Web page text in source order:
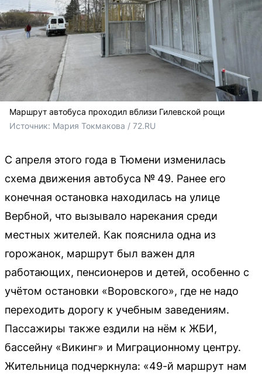
Маршрут автобуса проходил вблизи Гилевской рощи
Источник: Мария Токмакова / 72.RU
С апреля этого года в Тюмени изменилась
схема движения автобуса № 49. Ранее его
конечная остановка находилась на улице
Вербной, что вызывало нарекания среди
местных жителей. Как пояснила одна из
горожанок, маршрут был важен для
работающих, пенсионеров и детей, особенно с
учётом остановки «Воровского», где не надо
переходить дорогу к учебным заведениям.
Пассажиры также ездили на нём к ЖБИ,
бассейну «Викинг» и Миграционному центру.
Жительница подчеркнула: «49-й маршрут нам